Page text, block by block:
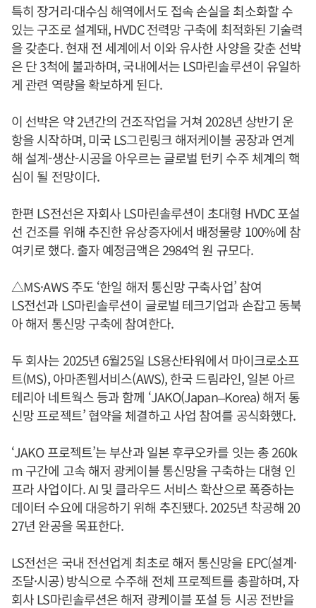
특히 장거리·대수심 해역에서도 접속 손실을 최소화할 수
있는 구조로 설계돼, HVDC 전력망 구축에 최적화된 기술력
을 갖춘다. 현재 전 세계에서 이와 유사한 사양을 갖춘 선박
은 단 3척에 불과하며, 국내에서는 LS마린솔루션이 유일하
게 관련 역량을 확보하게 된다.
이 선박은 약 2년간의 건조작업을 거쳐 2028년 상반기 운
항을 시작하며, 미국 LS그린링크 해저케이블 공장과 연계
해 설계-생산-시공을 아우르는 글로벌 턴키 수주 체계의 핵
심이 될 전망이다.
한편 LS전선은 자회사 LS마린솔루션이 초대형 HVDC 포설
선 건조를 위해 추진한 유상증자에서 배정물량 100%에 참
여키로 했다. 출자 예정금액은 2984억 원 규모다.
△MS·AWS 주도 ‘한일 해저 통신망 구축사업’ 참여
LS전선과 LS마린솔루션이 글로벌 테크기업과 손잡고 동북
아 해저 통신망 구축에 참여한다.
두 회사는 2025년 6월25일 LS용산타워에서 마이크로소프
트(MS), 아마존웹서비스(AWS), 한국 드림라인, 일본 아르
테리아 네트웍스 등과 함께 ‘JAKO(Japan–Korea) 해저 통
신망 프로젝트’ 협약을 체결하고 사업 참여를 공식화했다.
‘JAKO 프로젝트’는 부산과 일본 후쿠오카를 잇는 총 260k
m 구간에 고속 해저 광케이블 통신망을 구축하는 대형 인
프라 사업이다. AI 및 클라우드 서비스 확산으로 폭증하는
데이터 수요에 대응하기 위해 추진됐다. 2025년 착공해 20
27년 완공을 목표한다.
LS전선은 국내 전선업계 최초로 해저 통신망을 EPC(설계·
조달·시공) 방식으로 수주해 전체 프로젝트를 총괄하며, 자
회사 LS마린솔루션은 해저 광케이블 포설 등 시공 전반을